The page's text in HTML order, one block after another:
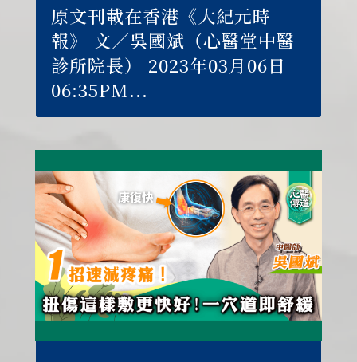
原文刊載在香港《大紀元時
報》 文／吳國斌（心醫堂中醫
診所院長） 2023年03月06日
06:35PM...